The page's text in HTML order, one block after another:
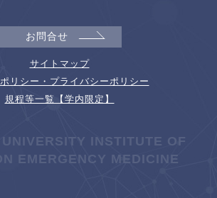
お問合せ
サイトマップ
リシー・プライバシーポリシー
規程等一覧【学内限定】
INSTITUTE OF
EMERGENCY MEDICINE